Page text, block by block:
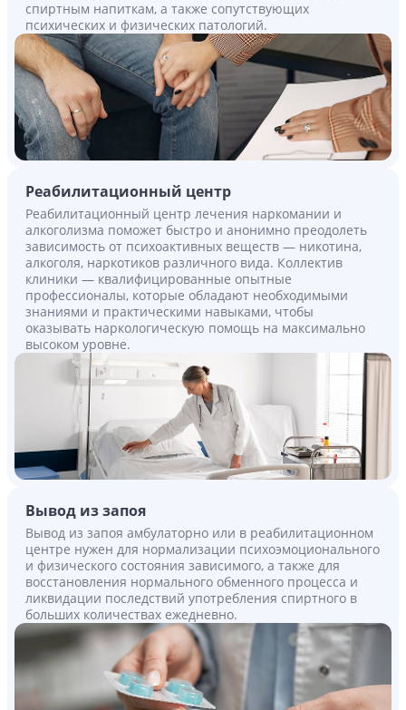
спиртным напиткам, а также сопутствующих
психических и физических патологий.
Реабилитационный центр
Реабилитационный центр лечения наркомании и
алкоголизма поможет быстро и анонимно преодолеть
зависимость от психоактивных веществ — никотина,
алкоголя, наркотиков различного вида. Коллектив
клиники — квалифицированные опытные
профессионалы, которые обладают необходимыми
знаниями и практическими навыками, чтобы
оказывать наркологическую помощь на максимально
высоком уровне.
Вывод из запоя
Вывод из запоя амбулаторно или в реабилитационном
центре нужен для нормализации психоэмоционального
и физического состояния зависимого, а также для
восстановления нормального обменного процесса и
ликвидации последствий употребления спиртного в
больших количествах ежедневно.